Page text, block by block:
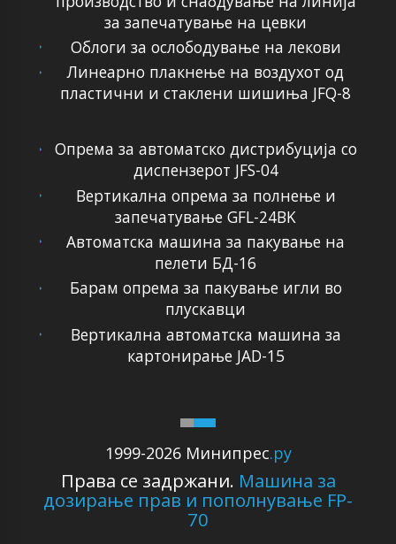
за запечатување на цевки
Облоги за ослободување на лекови
Линеарно плакнење на воздухот од
пластични и стаклени шишиња JFQ-8
1999-2026 Минипрес.ру
Права се задржани. Машина за
дозирање прав и пополнување FP-
70
Опрема за автоматско дистрибуција со
диспензерот JFS-04
Вертикална опрема за полнење и
запечатување GFL-24BK
Автоматска машина за пакување на
пелети БД-16
Барам опрема за пакување игли во
плускавци
Вертикална автоматска машина за
картонирање JAD-15